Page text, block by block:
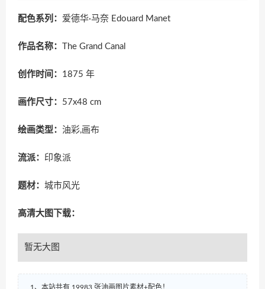
配色系列： 爱德华·马奈 Edouard Manet
作品名称： The Grand Canal
创作时间： 1875 年
画作尺寸： 57x48 cm
绘画类型： 油彩,画布
流派： 印象派
题材： 城市风光
高清大图下载：
暂无大图
1、本站共有 19983 张油画图片素材+配色！